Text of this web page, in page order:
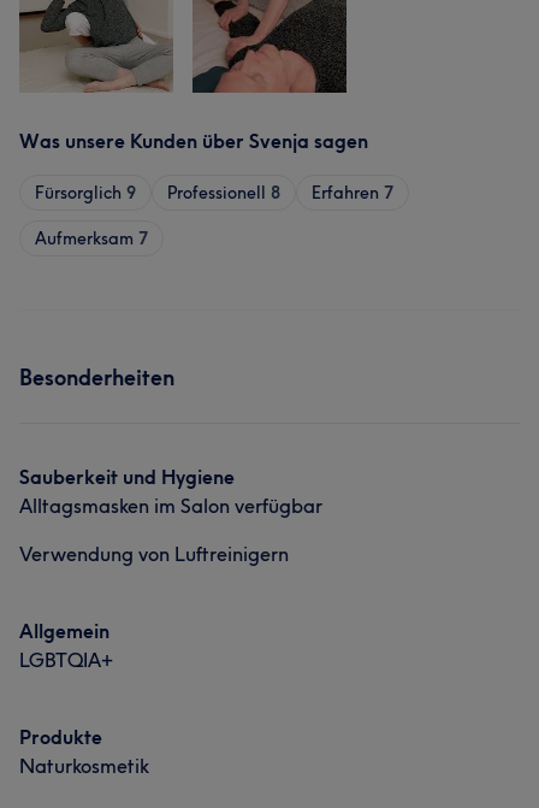
Was unsere Kunden über Svenja sagen
Fürsorglich 9 Professionell 8 Erfahren 7
Aufmerksam 7
Besonderheiten
Sauberkeit und Hygiene
Alltagsmasken im Salon verfügbar
Verwendung von Luftreinigern
Allgemein
LGBTQIA+
Produkte
Naturkosmetik